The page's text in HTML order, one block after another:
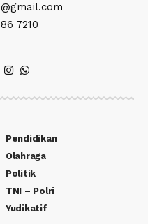
7210
Pendidikan
Olahraga
Politik
TNI – Polri
Yudikatif